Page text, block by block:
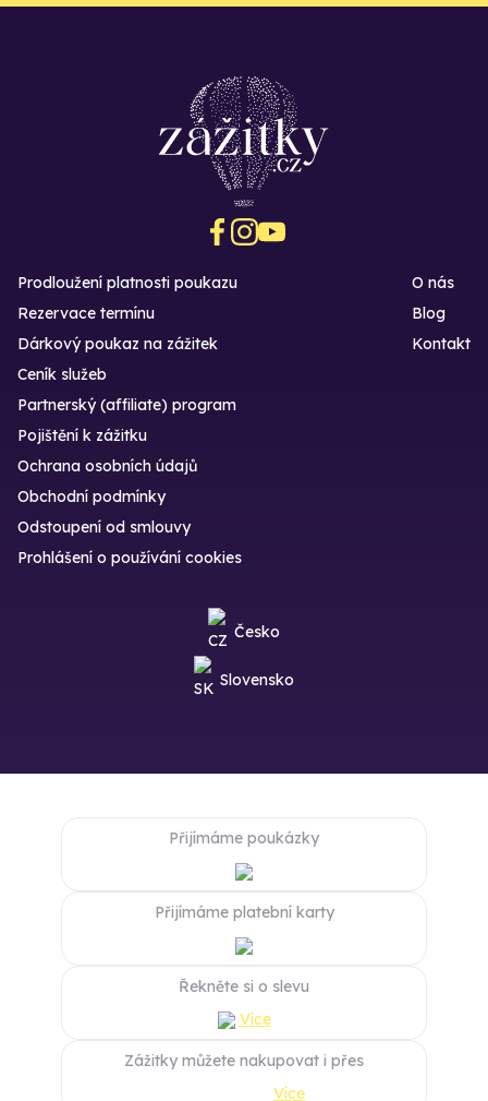
Prodloužení platnosti poukazu
Rezervace termínu
Dárkový poukaz na zážitek
O nás
Blog
Kontakt
Ceník služeb
Partnerský (affiliate) program
Pojištění k zážitku
Ochrana osobních údajů
Obchodní podmínky
Odstoupení od smlouvy
Prohlášení o používání cookies
Česko
Slovensko
Přijímáme poukázky
Přijímáme platební karty
Řekněte si o slevu
Více
Zážitky můžete nakupovat i přes
Více